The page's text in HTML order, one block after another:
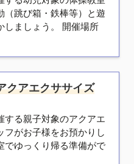
（跳び箱・鉄棒等）と遊
しましょう。 開催場所
クアエクササイズ
する親子対象のアクアエ
フがお子様をお預かりし
でゆっくり帰る準備がで